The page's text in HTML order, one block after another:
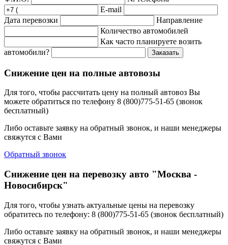
E-mail
Дата перевозки
Направление
Количество автомобилей
Как часто планируете возить
автомобили?
Заказать
Снижение цен на полные автовозы
Для того, чтобы рассчитать цену на полный автовоз Вы
можете обратиться по телефону 8 (800)775-51-65 (звонок
бесплатный)
Либо оставьте заявку на обратный звонок, и наши менеджеры
свяжутся с Вами
Обратный звонок
Снижение цен на перевозку авто "Москва -
Новосибирск"
Для того, чтобы узнать актуальные цены на перевозку
обратитесь по телефону: 8 (800)775-51-65 (звонок бесплатный)
Либо оставьте заявку на обратный звонок, и наши менеджеры
свяжутся с Вами